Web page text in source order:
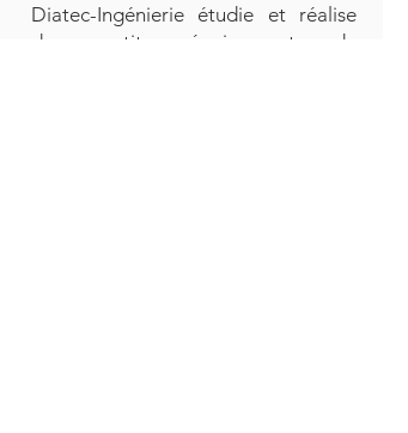
Diatec-Ingénierie étudie et réalise
des petits équipement de